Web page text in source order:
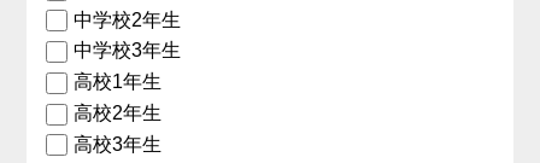
中学校2年生
中学校3年生
高校1年生
高校2年生
高校3年生